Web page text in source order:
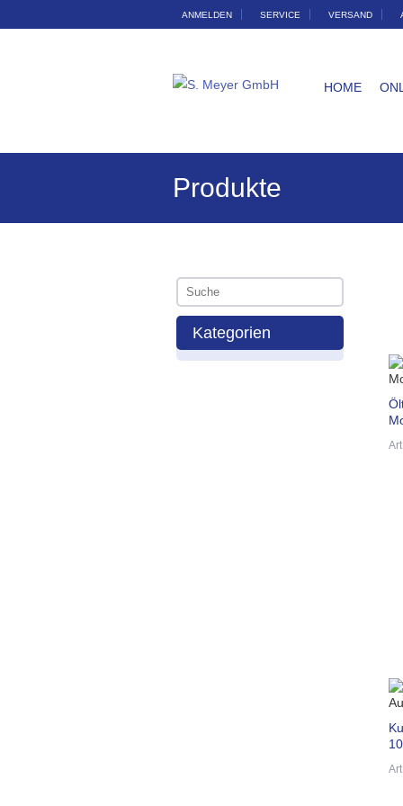
ANMELDEN SERVICE VERSAND
HOME
Produkte
Kategorien